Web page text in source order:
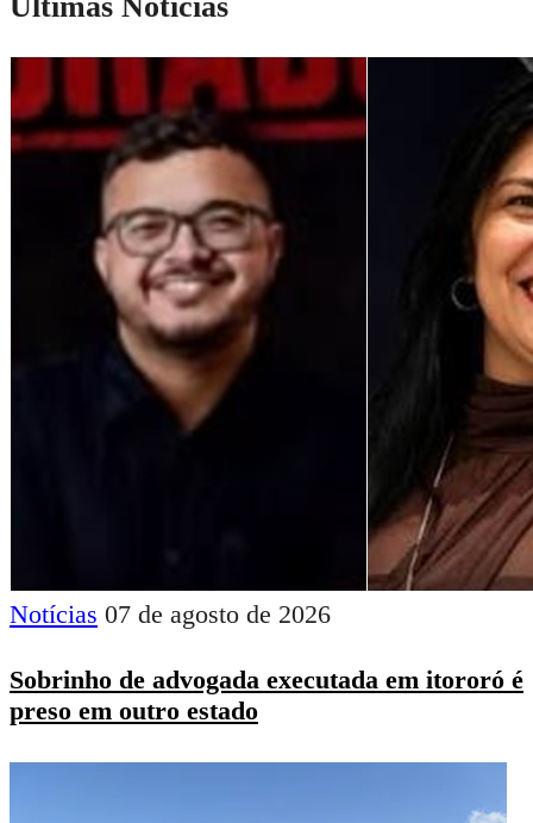
Últimas Notícias
Notícias 07 de agosto de 2026
Sobrinho de advogada executada em itororó é
preso em outro estado